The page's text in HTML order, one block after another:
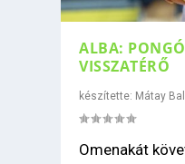
ALBA:
VISSZATÉRŐ
készítette: Mátay
Omenakát